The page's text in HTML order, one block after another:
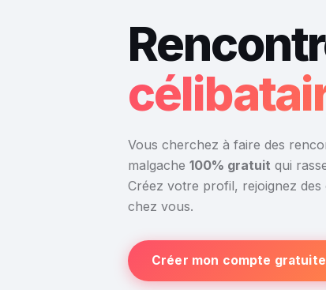
Vous cherchez à faire des
malgache 100% gratuit qui
Créez votre profil, rejoignez
chez vous.
Créer mon compte